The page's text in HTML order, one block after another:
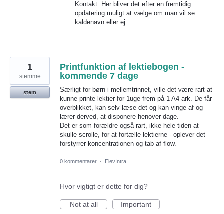
Kontakt. Her bliver det efter en fremtidig
opdatering muligt at vælge om man vil se
kaldenavn eller ej.
Printfunktion af lektiebogen -
kommende 7 dage
Særligt for børn i mellemtrinnet, ville det være rart at
kunne printe lektier for 1uge frem på 1 A4 ark. De får
overblikket, kan selv læse det og kan vinge af og
lærer derved, at disponere henover dage.
Det er som forældre også rart, ikke hele tiden at
skulle scrolle, for at fortælle lektierne - oplever det
forstyrrer koncentrationen og tab af flow.
1
stemme
stem
0 kommentarer · ElevIntra
Hvor vigtigt er dette for dig?
Not at all
Important